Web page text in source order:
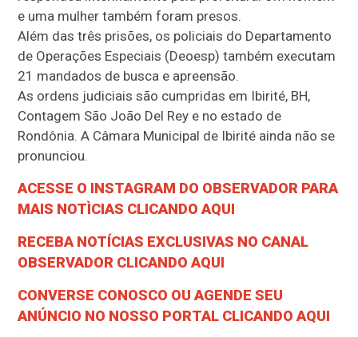
e uma mulher também foram presos.
Além das três prisões, os policiais do Departamento
de Operações Especiais (Deoesp) também executam
21 mandados de busca e apreensão.
As ordens judiciais são cumpridas em Ibirité, BH,
Contagem São João Del Rey e no estado de
Rondônia. A Câmara Municipal de Ibirité ainda não se
pronunciou.
ACESSE O INSTAGRAM DO OBSERVADOR PARA
MAIS NOTÌCIAS CLICANDO AQUI
RECEBA NOTÍCIAS EXCLUSIVAS NO CANAL
OBSERVADOR CLICANDO AQUI
CONVERSE CONOSCO OU AGENDE SEU
ANÚNCIO NO NOSSO PORTAL CLICANDO AQUI